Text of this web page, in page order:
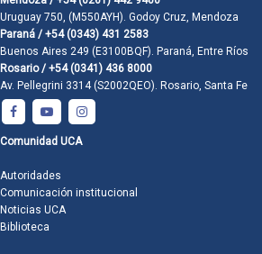
Uruguay 750, (M550AYH). Godoy Cruz, Mendoza
Paraná / +54 (0343) 431 2583
Buenos Aires 249 (E3100BQF). Paraná, Entre Ríos
Rosario / +54 (0341) 436 8000
Av. Pellegrini 3314 (S2002QEO). Rosario, Santa Fe
Comunidad UCA
Autoridades
Comunicación institucional
Noticias UCA
Biblioteca